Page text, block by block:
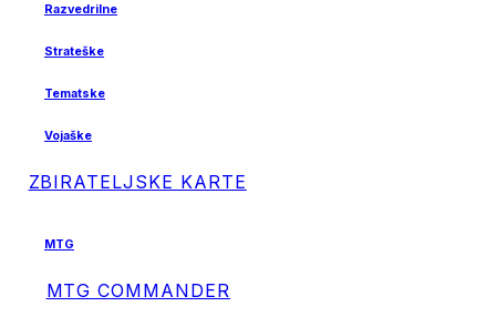
Razvedrilne
Strateške
Tematske
Vojaške
ZBIRATELJSKE KARTE
MTG
MTG COMMANDER